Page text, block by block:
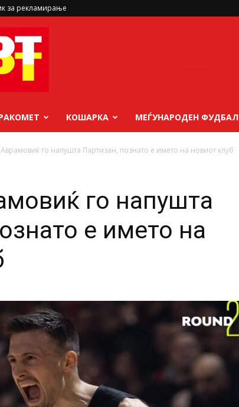
за рекламирање
КОШАРКА МЕЃУНАРОДЕН ФУДБАЛ
го напушта Партизан, познато е името на новиот клуб
го напушта
е името на